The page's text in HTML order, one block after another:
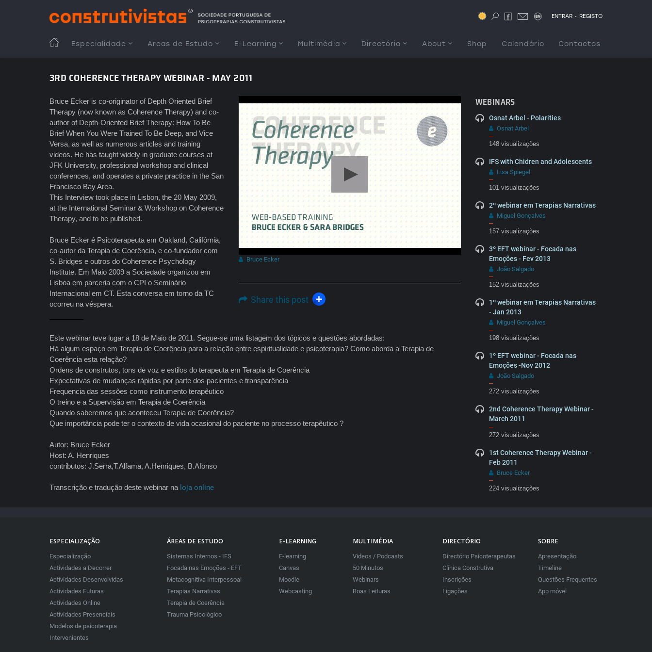
ENTRAR . REGISTO
MAIN
NAVIGATION
Especialidade Areas de Estudo E-Learning Multimédia Directório About Shop Calendário Contactos
3RD COHERENCE THERAPY WEBINAR - MAY 2011
Bruce Ecker
Share this post
Bruce Ecker is co-originator of Depth Oriented Brief
Therapy (now known as Coherence Therapy) and co-
author of Depth-Oriented Brief Therapy: How To Be
Brief When You Were Trained To Be Deep, and Vice
Versa, as well as numerous articles and training
videos. He has taught widely in graduate courses at
JFK University, professional workshop and clinical
conferences, and operates a private practice in the San
Francisco Bay Area.
This Interview took place in Lisbon, the 20 May 2009,
at the International Seminar & Workshop on Coherence
Therapy, and to be published.
Bruce Ecker é Psicoterapeuta em Oakland, Califórnia,
co-autor da Terapia de Coerência, e co-fundador com
S. Bridges e outros do Coherence Psychology
Institute. Em Maio 2009 a Sociedade organizou em
Lisboa em parceria com o CPI o Seminário
Internacional em CT. Esta conversa em torno da TC
ocorreu na véspera.
Este webinar teve lugar a 18 de Maio de 2011. Segue-se uma listagem dos tópicos e questões abordadas:
Há algum espaço em Terapia de Coerência para a relação entre espiritualidade e psicoterapia? Como aborda a Terapia de
Coerência esta relação?
Ordens de construtos, tons de voz e estilos do terapeuta em Terapia de Coerência
Expectativas de mudanças rápidas por parte dos pacientes e transparência
Frequencia das sessões como instrumento terapêutico
O treino e a Supervisão em Terapia de Coerência
Quando saberemos que aconteceu Terapia de Coerência?
Que importância pode ter o contexto de vida ocasional do paciente no processo terapêutico ?
Autor: Bruce Ecker
Host: A. Henriques
contributos: J.Serra,T.Alfama, A.Henriques, B.Afonso
Transcrição e tradução deste webinar na loja online
WEBINARS
Osnat Arbel - Polarities
Osnat Arbel
–
148 visualizações
IFS with Chidren and Adolescents
Lisa Spiegel
–
101 visualizações
2º webinar em Terapias Narrativas
Miguel Gonçalves
–
157 visualizações
3º EFT webinar - Focada nas
Emoções - Fev 2013
João Salgado
–
152 visualizações
1º webinar em Terapias Narrativas
- Jan 2013
Miguel Gonçalves
–
198 visualizações
1º EFT webinar - Focada nas
Emoções -Nov 2012
João Salgado
–
272 visualizações
2nd Coherence Therapy Webinar -
March 2011
–
272 visualizações
1st Coherence Therapy Webinar -
Feb 2011
Bruce Ecker
–
224 visualizações
ESPECIALIZAÇÃO
Especialização
Actividades a Decorrer
Actividades Desenvolvidas
Actividades Futuras
Actividades Online
Actividades Presenciais
Modelos de psicoterapia
Intervenientes
ÁREAS DE ESTUDO
Sistemas Internos - IFS
Focada nas Emoções - EFT
Metacognitiva Interpessoal
Terapias Narrativas
Terapia de Coerência
Trauma Psicológico
E-LEARNING
E-learning
Canvas
Moodle
Webcasting
MULTIMÉDIA
Videos / Podcasts
50 Minutos
Webinars
Boas Leituras
DIRECTÓRIO
Directório Psicoterapeutas
Clínica Construtiva
Inscrições
Ligações
SOBRE
Apresentação
Timeline
Questões Frequentes
App móvel